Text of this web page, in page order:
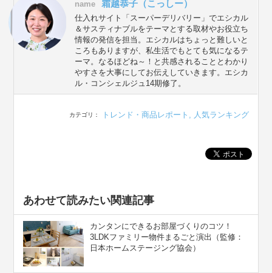
name 霜越恭子（こっしー）
仕入れサイト「スーパーデリバリー」でエシカル
＆サスティナブルをテーマとする取材やお役立ち
情報の発信を担当。エシカルはちょっと難しいと
ころもありますが、私生活でもとても気になるテ
ーマ。なるほどね～！と共感されることとわかり
やすさを大事にしてお伝えしていきます。エシカ
ル・コンシェルジュ14期修了。
カテゴリ： トレンド・商品レポート 人気ランキング
あわせて読みたい関連記事
カンタンにできるお部屋づくりのコツ！
3LDKファミリー物件まるごと演出（監修：
日本ホームステージング協会）